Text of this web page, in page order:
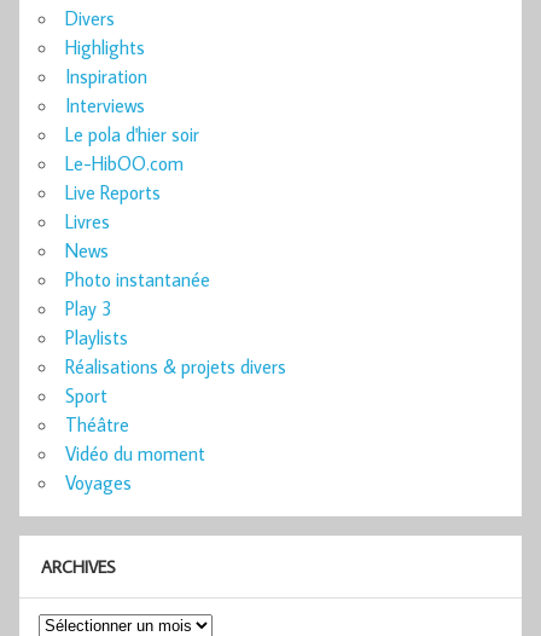
Divers
Highlights
Inspiration
Interviews
Le pola d'hier soir
Le-HibOO.com
Live Reports
Livres
News
Photo instantanée
Play 3
Playlists
Réalisations & projets divers
Sport
Théâtre
Vidéo du moment
Voyages
ARCHIVES
Archives